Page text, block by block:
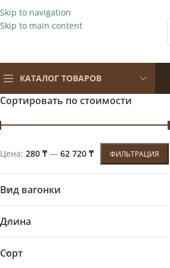
Skip to navigation
Skip to main content
КАТАЛОГ ТОВАРОВ
Сортировать по стоимости
ФИЛЬТРАЦИЯ
Цена: 280 ₸ — 62 720 ₸
Вид вагонки
Длина
Сорт